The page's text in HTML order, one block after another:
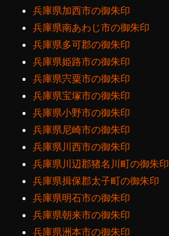
兵庫県加西市の御朱印
兵庫県南あわじ市の御朱印
兵庫県多可郡の御朱印
兵庫県姫路市の御朱印
兵庫県宍粟市の御朱印
兵庫県宝塚市の御朱印
兵庫県小野市の御朱印
兵庫県尼崎市の御朱印
兵庫県川西市の御朱印
兵庫県川辺郡猪名川町の御朱印
兵庫県揖保郡太子町の御朱印
兵庫県明石市の御朱印
兵庫県朝来市の御朱印
兵庫県洲本市の御朱印